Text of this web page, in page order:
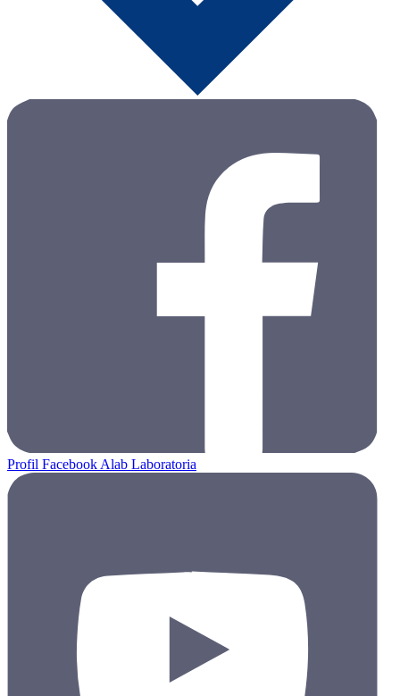
Profil Facebook Alab Laboratoria